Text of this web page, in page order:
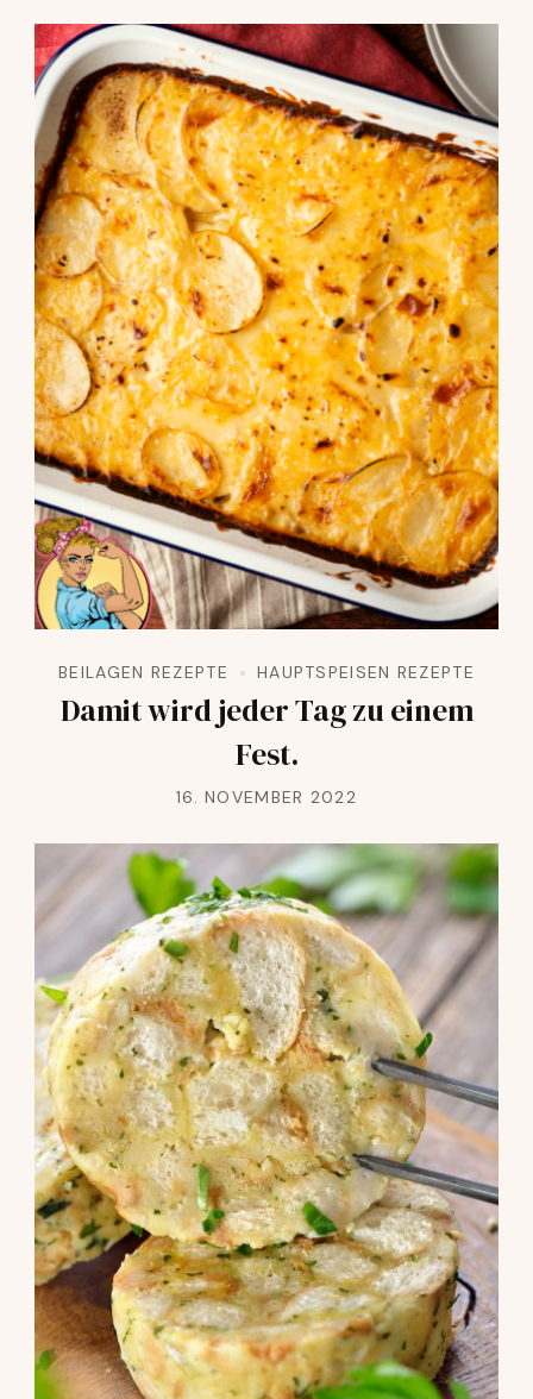
BEILAGEN REZEPTE HAUPTSPEISEN REZEPTE
Damit wird jeder Tag zu einem
Fest.
16. NOVEMBER 2022